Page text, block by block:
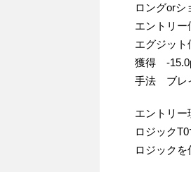
ロングorシ
エントリ
エグジッ
獲得 -
手法 ブレ
エントリー
ロジック
ロジック